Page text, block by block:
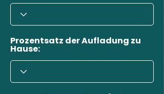
Prozentsatz der Aufladung zu
Hause: